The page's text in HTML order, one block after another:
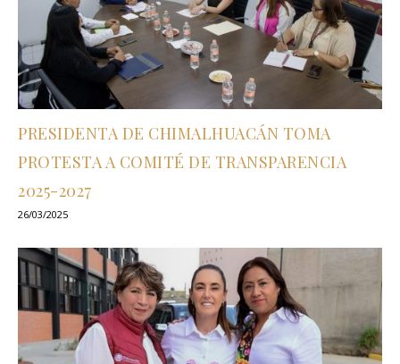
PRESIDENTA DE CHIMALHUACÁN TOMA
PROTESTA A COMITÉ DE TRANSPARENCIA
2025-2027
26/03/2025